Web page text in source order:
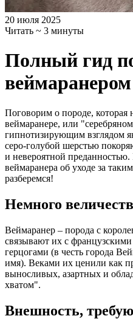
20 июля 2025
Читать ~ 3 минуты
Полный гид
Поговорим о породе, которая
веймаранере, или
гипнотизирующим взглядом
серо-голубой шерстью
и невероятной
веймаранера об уходе за
разберемся!
Немного
Веймаранер – порода с
связывают их с
герцогами (в честь города
имя). Веками их ценили как
выносливых, азартных и
хватом".
Внешность,